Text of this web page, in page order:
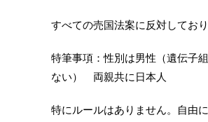
すべての売国法案に反対しており
特筆事項：性別は男性（遺伝子
ない） 両親共に日本人
特にルールはありません。自由